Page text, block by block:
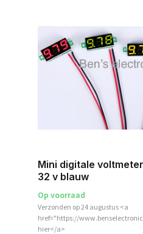
Mini digitale
32 v blauw
Op voorraad
Verzonden op 24 augustus <a
href="https://
hier</a>